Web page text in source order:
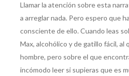
Llamar la atención sobre esta
a arreglar nada. Pero espero que
consciente de ello. Cuando leas
Max, alcohólico y de gatillo fácil, al
hombre, pero sobre el que
incómodo leer si supieras que es